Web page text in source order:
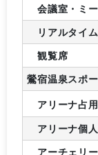
会議室・ミ
リアルタイ
観覧席
鶯宿温泉スポ
アリーナ占用
アリーナ個人
アーチェリ